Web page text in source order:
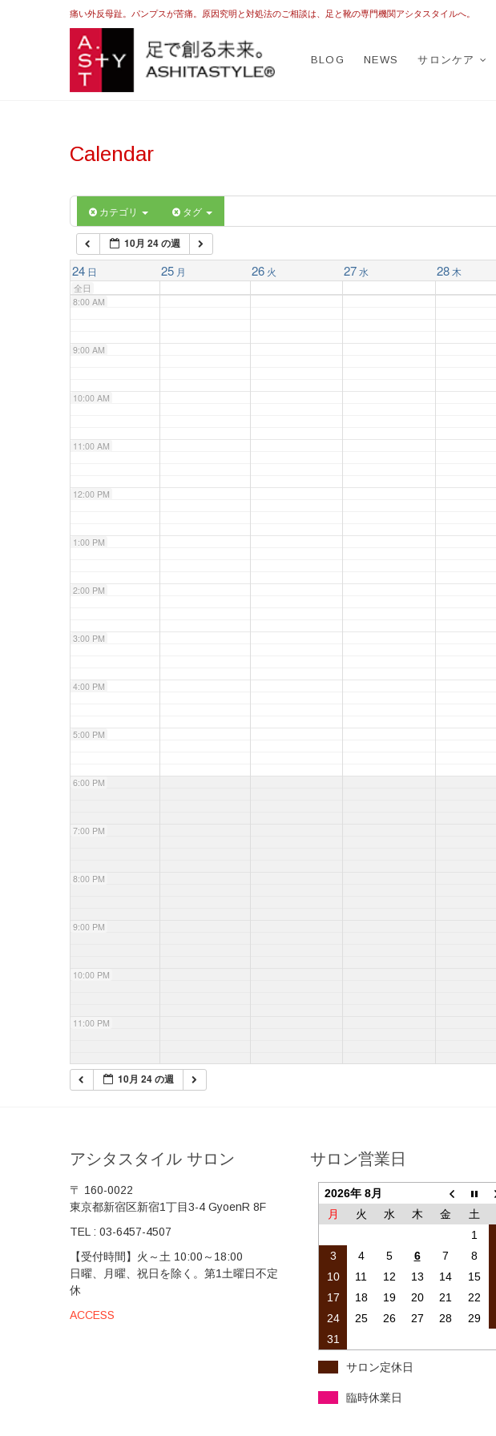
痛い外反母趾。パンプスが苦痛。原因究明と対処法のご相談は、足と靴の専門機関アシタスタイルへ。
ASHITASTYLE
BLOG NEWS サロンケア
Calendar
カテゴリ タグ
10月 24 の週
24 日 25 月 26 火 27 水 28 木
全日
2:00 AM
3:00 AM
5:00 AM
6:00 AM
7:00 AM
8:00 AM
9:00 AM
10:00 AM
11:00 AM
12:00 PM
1:00 PM
2:00 PM
3:00 PM
4:00 PM
5:00 PM
6:00 PM
7:00 PM
8:00 PM
9:00 PM
10:00 PM
11:00 PM
10月 24 の週
アシタスタイル サロン
〒 160-0022
東京都新宿区新宿1丁目3-4 GyoenR 8F
TEL : 03-6457-4507
【受付時間】火～土 10:00～18:00
日曜、月曜、祝日を除く。第1土曜日不定
休
ACCESS
サロン営業日
2026年 8月
月
火 水 木 金 土
1
3
4 5 6 7 8
10
11 12 13 14 15
17
18 19 20 21 22
24
25 26 27 28 29
31
サロン定休日
臨時休業日